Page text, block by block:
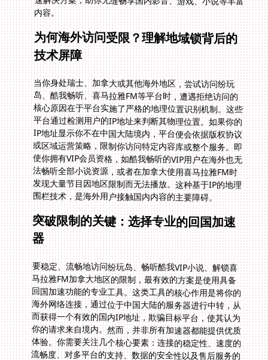
内容。
为何海外访问受限？理解地域锁背后的
技术屏障
当你身处瑞士、加拿大或其他海外地区，尝试访问纷玩
岛、酷我畅听、喜马拉雅FM等平台时，遭遇拒绝访问的
核心原因在于平台实施了严格的地理位置识别机制。这些
平台通过检测用户的IP地址来判断其物理位置。如果你的
IP地址显示你不在中国大陆境内，平台便会依据版权协议
或区域运营策略，限制你访问特定内容库或整个服务。即
使你拥有VIP会员资格，如酷我畅听的VIP用户在海外也无
法畅听全部小说资源，或者在加拿大使用喜马拉雅FM时
发现大量节目因地区限制而无法播放。这种基于IP的地理
围栏技术，是海外用户接触国内内容的主要障碍。
突破限制的关键：选择专业的回国加速
器
要稳定、流畅地访问纷玩岛、畅听酷我VIP小说、解锁喜
马拉雅FM加拿大地区的限制，最有效的方案是使用具备
回国加速功能的专业工具。这类工具的核心作用是将你的
海外网络连接，通过位于中国大陆的服务器进行中转，从
而获得一个有效的国内IP地址，欺骗目标平台，使其认为
你的请求来自境内。然而，并非所有加速器都能提供优质
体验。你需要关注几个核心要素：连接的稳定性、速度的
流畅度、对多平台的支持、数据的安全性以及售后服务的